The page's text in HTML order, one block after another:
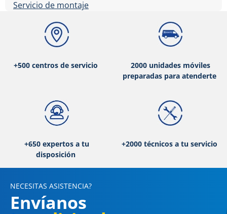
Servicio de montaje
+500 centros de servicio
2000 unidades móviles
preparadas para atenderte
+650 expertos a tu
disposición
+2000 técnicos a tu servicio
NECESITAS ASISTENCIA?
Envíanos